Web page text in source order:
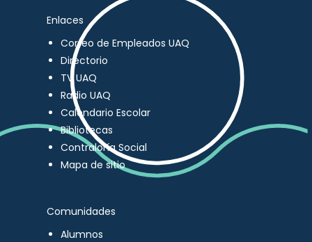
Enlaces
Correo de Empleados UAQ
Directorio
TV UAQ
Radio UAQ
Calendario Escolar
Bibliotecas
Contraloría Social
Mapa de sitio
Comunidades
Alumnos